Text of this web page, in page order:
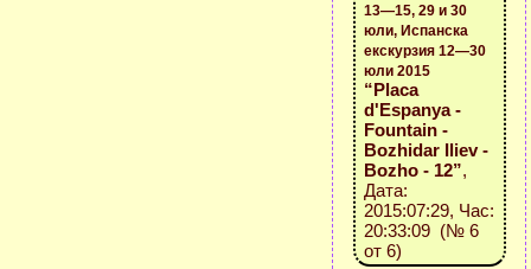
13—15, 29 и 30
юли, Испанска
екскурзия 12—30
юли 2015
“Placa
d'Espanya -
Fountain -
Bozhidar Iliev -
Bozho - 12”,
Дата:
2015:07:29, Час:
20:33:09 (№ 6
от 6)